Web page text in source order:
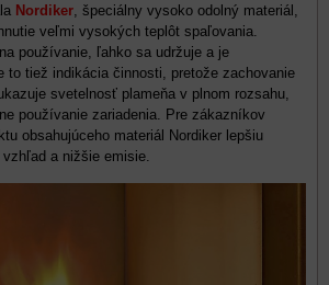
Nordiker , špeciálny vysoko odolný materiál,
veľmi vysokých teplôt spaľovania.
používanie, ľahko sa udržuje a je
to tiež indikácia činnosti, pretože zachovanie
svetelnosť plameňa v plnom rozsahu,
používanie zariadenia. Pre zákazníkov
obsahujúceho materiál Nordiker lepšiu
a nižšie emisie.